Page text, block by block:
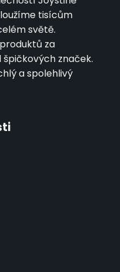
tisícům
světě.
za
značek.
a spolehlivý